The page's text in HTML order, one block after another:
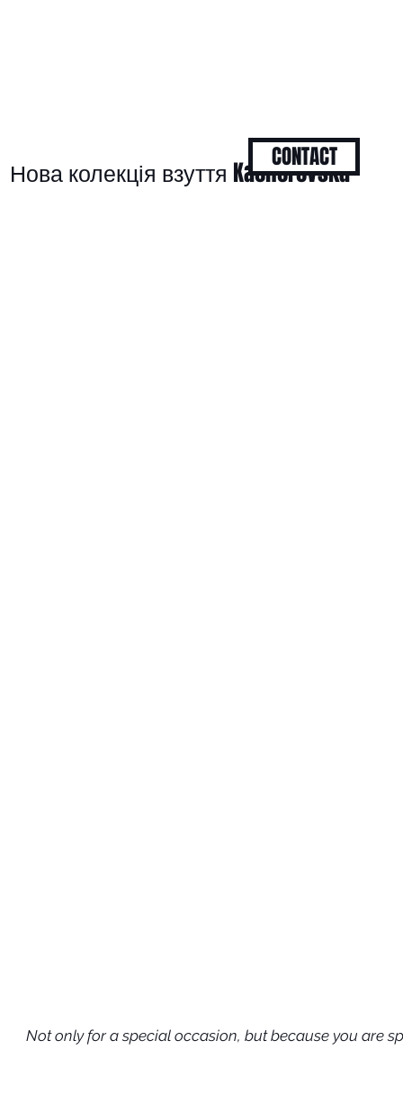
Нова колекція взуття Kachorovska
Not only for a special occasion, but because you are
CONTACT